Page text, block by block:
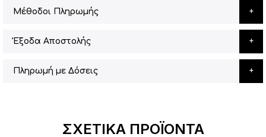
Μέθοδοι Πληρωμής
Έξοδα Αποστολής
Πληρωμή με Δόσεις
ΣΧΕΤΙΚΆ ΠΡΟΪΌΝΤΑ